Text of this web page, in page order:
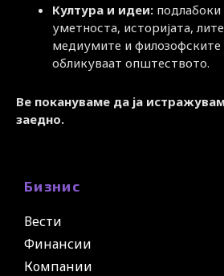
Култура и идеи: подлабоки
уметноста, историјата,
медиумите и
обликуваат општеството.
Ве покануваме да ја
заедно.
Бизнис
Вести
Финансии
Компании